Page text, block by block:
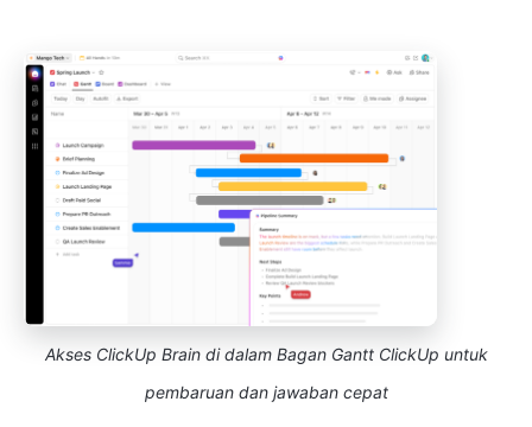
Akses ClickUp Brain di dalam Bagan Gantt ClickUp untuk
pembaruan dan jawaban cepat